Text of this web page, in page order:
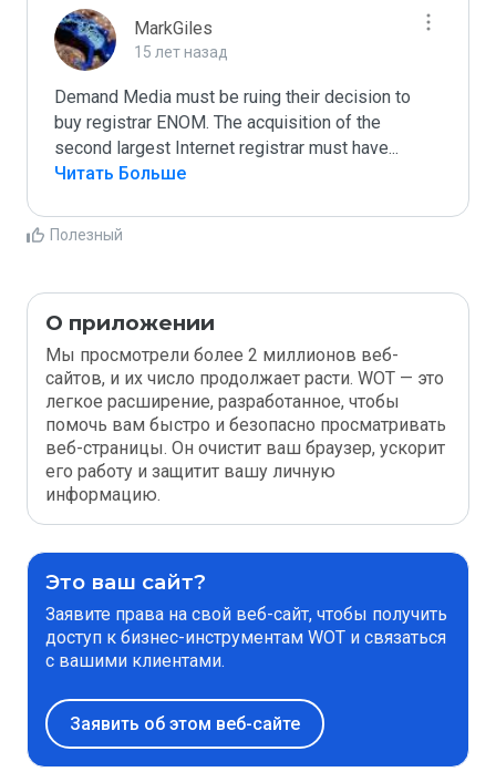
MarkGiles
15 лет назад
Demand Media must be ruing their decision to
buy registrar ENOM. The acquisition of the
second largest Internet registrar must have...
Читать Больше
Полезный
О приложении
Мы просмотрели более 2 миллионов веб-
сайтов, и их число продолжает расти. WOT — это
легкое расширение, разработанное, чтобы
помочь вам быстро и безопасно просматривать
веб-страницы. Он очистит ваш браузер, ускорит
его работу и защитит вашу личную
информацию.
Это ваш сайт?
Заявите права на свой веб-сайт, чтобы получить
доступ к бизнес-инструментам WOT и связаться
с вашими клиентами.
Заявить об этом веб-сайте